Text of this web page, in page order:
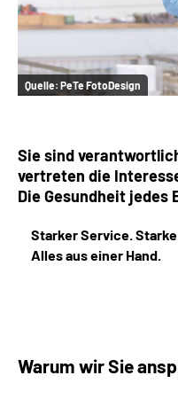
Suche
Quelle: PeTe FotoDesign
Sie sind
vertreten die
Die Gesundheit jedes
Starker Service.
Alles aus einer Hand.
Warum wir Sie